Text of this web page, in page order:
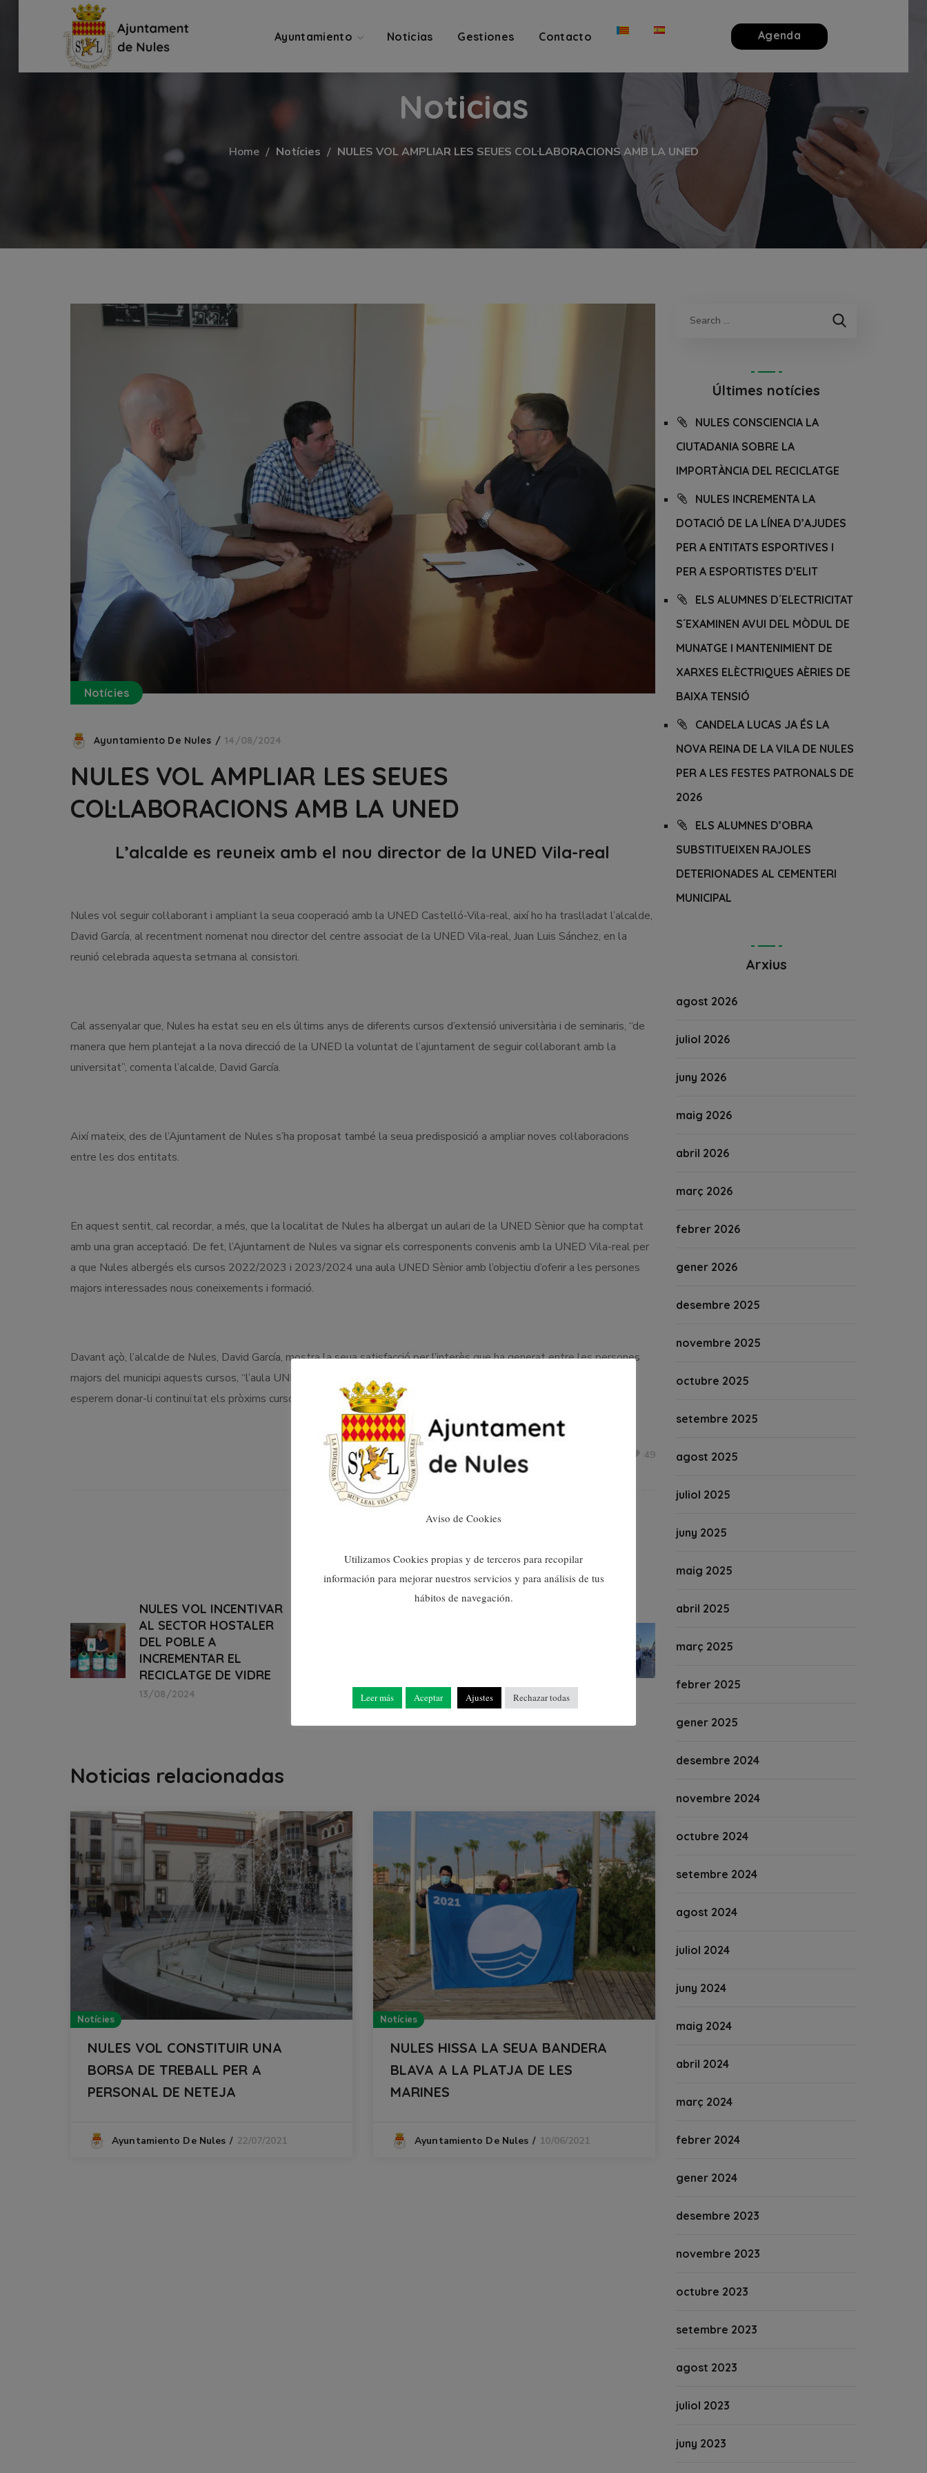
Ayuntamiento Noticias Gestiones Contacto Agenda
Noticias
Home Notícies NULES VOL AMPLIAR LES SEUES COL·LABORACIONS AMB LA UNED
Notícies
Ayuntamiento De Nules 14/08/2024
NULES VOL AMPLIAR LES SEUES
COL·LABORACIONS AMB LA UNED
L’alcalde es reuneix amb el nou director de la UNED Vila-real
Nules vol seguir col·laborant i ampliant la seua cooperació amb la UNED Castelló-Vila-real, així ho ha traslladat l’alcalde,
David García, al recentment nomenat nou director del centre associat de la UNED Vila-real, Juan Luis Sánchez, en la
reunió celebrada aquesta setmana al consistori.
Cal assenyalar que, Nules ha estat seu en els últims anys de diferents cursos d’extensió universitària i de seminaris, “de
manera que hem plantejat a la nova direcció de la UNED la voluntat de l’ajuntament de seguir col·laborant amb la
universitat”, comenta l’alcalde, David García.
Així mateix, des de l’Ajuntament de Nules s’ha proposat també la seua predisposició a ampliar noves col·laboracions
entre les dos entitats.
En aquest sentit, cal recordar, a més, que la localitat de Nules ha albergat un aulari de la UNED Sènior que ha comptat
amb una gran acceptació. De fet, l’Ajuntament de Nules va signar els corresponents convenis amb la UNED Vila-real per
a que Nules albergés els cursos 2022/2023 i 2023/2024 una aula UNED Sènior amb l’objectiu d’oferir a les persones
majors interessades nous coneixements i formació.
Davant açò, l’alcalde de Nules, David García, mostra la seua satisfacció per l’interès que ha generat entre les persones
majors del municipi aquests cursos, “l’aula UNED Sènior de Nules compta amb una molt bona acceptació, per tant
esperem donar-li continuïtat els pròxims cursos”.
49
NULES VOL INCENTIVAR
AL SECTOR HOSTALER
DEL POBLE A
INCREMENTAR EL
RECICLATGE DE VIDRE
13/08/2024
16/08/2024
Noticias relacionadas
Notícies
NULES VOL CONSTITUIR UNA
BORSA DE TREBALL PER A
PERSONAL DE NETEJA
Ayuntamiento De Nules 22/07/2021
Notícies
NULES HISSA LA SEUA BANDERA
BLAVA A LA PLATJA DE LES
MARINES
Ayuntamiento De Nules 10/06/2021
Últimes notícies
NULES CONSCIENCIA LA
CIUTADANIA SOBRE LA
IMPORTÀNCIA DEL RECICLATGE
NULES INCREMENTA LA
DOTACIÓ DE LA LÍNEA D’AJUDES
PER A ENTITATS ESPORTIVES I
PER A ESPORTISTES D’ELIT
ELS ALUMNES D´ELECTRICITAT
S´EXAMINEN AVUI DEL MÒDUL DE
MUNATGE I MANTENIMIENT DE
XARXES ELÈCTRIQUES AÈRIES DE
BAIXA TENSIÓ
CANDELA LUCAS JA ÉS LA
NOVA REINA DE LA VILA DE NULES
PER A LES FESTES PATRONALS DE
2026
ELS ALUMNES D’OBRA
SUBSTITUEIXEN RAJOLES
DETERIONADES AL CEMENTERI
MUNICIPAL
Arxius
agost 2026
juliol 2026
juny 2026
maig 2026
abril 2026
març 2026
febrer 2026
gener 2026
desembre 2025
novembre 2025
octubre 2025
setembre 2025
agost 2025
juliol 2025
juny 2025
maig 2025
abril 2025
març 2025
febrer 2025
gener 2025
desembre 2024
novembre 2024
octubre 2024
setembre 2024
agost 2024
juliol 2024
juny 2024
maig 2024
abril 2024
març 2024
febrer 2024
gener 2024
desembre 2023
novembre 2023
octubre 2023
setembre 2023
agost 2023
juliol 2023
juny 2023
Aviso de Cookies
Utilizamos Cookies propias y de terceros para recopilar
información para mejorar nuestros servicios y para análisis de tus
hábitos de navegación.
Leer más Aceptar Ajustes Rechazar todas